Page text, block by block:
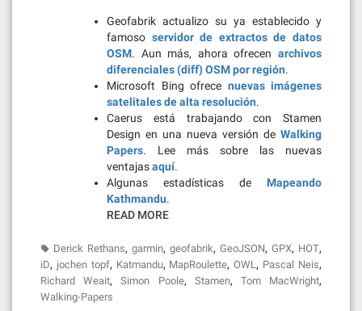
Geofabrik actualizo su ya establecido y
famoso servidor de extractos de datos
OSM. Aun más, ahora ofrecen archivos
diferenciales (diff) OSM por región.
Microsoft Bing ofrece nuevas imágenes
satelitales de alta resolución.
Caerus está trabajando con Stamen
Design en una nueva versión de Walking
Papers. Lee más sobre las nuevas
ventajasaquí.
Algunas estadísticas de Mapeando
Kathmandu.
READ MORE
Derick Rethans, garmin, geofabrik, GeoJSON, GPX, HOT,
iD, jochen topf, Katmandu, MapRoulette,OWL, Pascal Neis,
Richard Weait,Simon Poole, Stamen, Tom MacWright,
Walking-Papers